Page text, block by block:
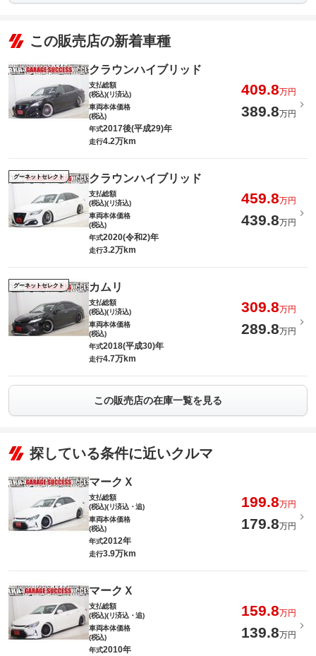
この販売店の新着車種
クラウンハイブリッド
支払総額
(税込)(リ済込)
409.8万円
車両本体価格
(税込)
389.8万円
年式2017後(平成29)年
走行4.2万km
グーネットセレクト クラウンハイブリッド
支払総額
(税込)(リ済込)
459.8万円
車両本体価格
(税込)
439.8万円
年式2020(令和2)年
走行3.2万km
グーネットセレクト カムリ
支払総額
(税込)(リ済込)
309.8万円
車両本体価格
(税込)
289.8万円
年式2018(平成30)年
走行4.7万km
この販売店の在庫一覧を見る
探している条件に近いクルマ
マークＸ
支払総額
(税込)(リ済込・追)
199.8万円
車両本体価格
(税込)
179.8万円
年式2012年
走行3.9万km
マークＸ
支払総額
(税込)(リ済込・追)
159.8万円
車両本体価格
(税込)
139.8万円
年式2010年